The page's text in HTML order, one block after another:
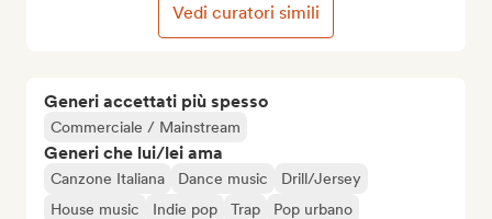
Generi accettati più spesso
Commerciale / Mainstream
Generi che lui/lei ama
Canzone Italiana Dance music
Drill/Jersey
House music
Indie pop Trap Pop urbano
Vedi curatori simili